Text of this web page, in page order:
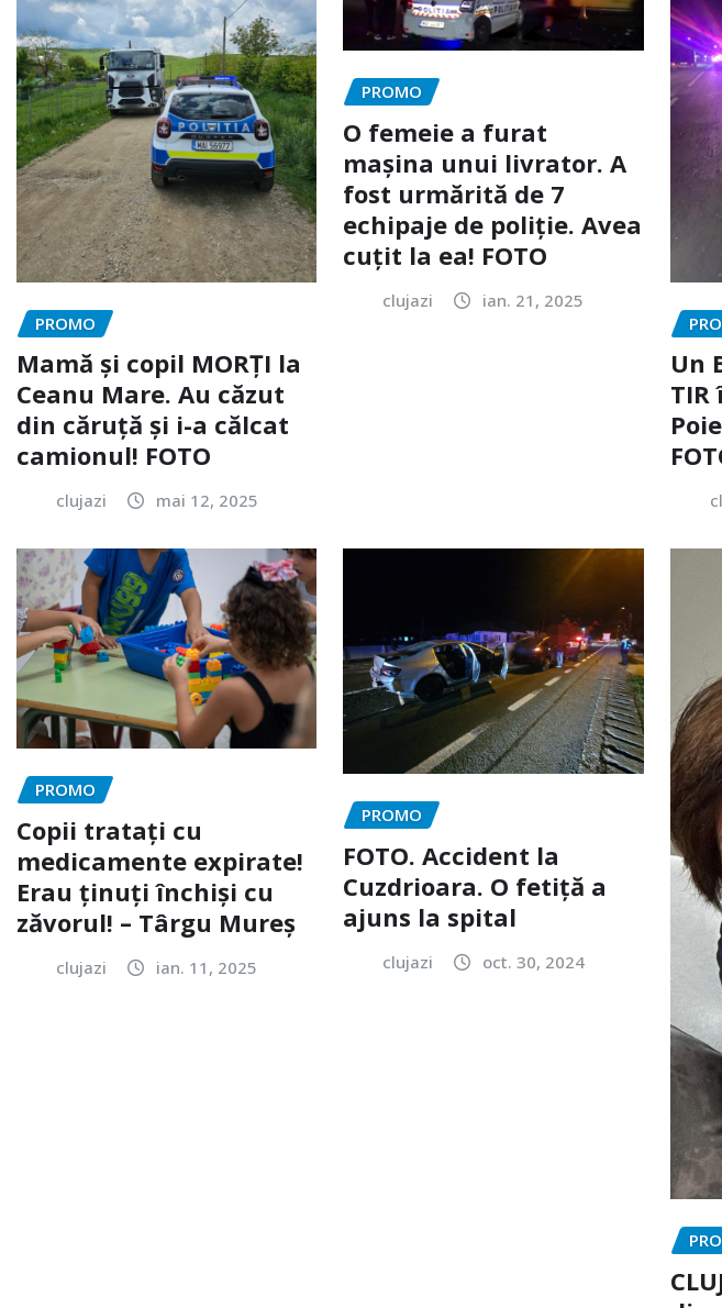
PROMO
Mamă și copil MORȚI la
Ceanu Mare. Au căzut
din căruță și i-a călcat
camionul! FOTO
clujazi mai 12, 2025
PROMO
O femeie a furat
mașina unui livrator. A
fost urmărită de 7
echipaje de poliție. Avea
cuțit la ea! FOTO
clujazi
ian. 21, 2025
Un
TIR
PROMO
Copii tratați cu
medicamente expirate!
Erau ținuți închiși cu
zăvorul! – Târgu Mureș
clujazi ian. 11, 2025
PROMO
FOTO. Accident la
Cuzdrioara. O fetiță a
ajuns la spital
clujazi oct. 30, 2024